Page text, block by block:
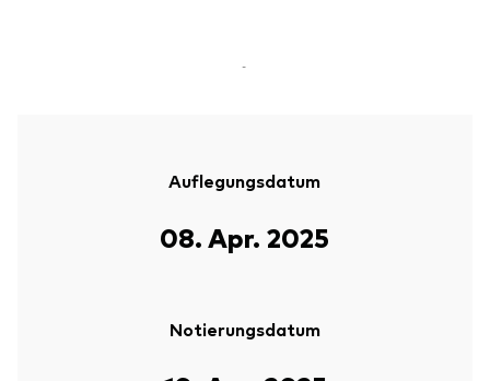
-
Auflegungsdatum
08. Apr. 2025
Notierungsdatum